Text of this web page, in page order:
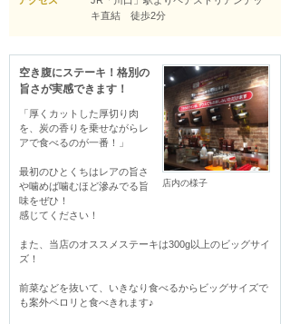
キ直結 徒歩2分
店内の様子
空き腹にステーキ！格別の
旨さが実感できます！
「厚くカットした厚切り肉
を、炭の香りを乗せながらレ
アで食べるのが一番！」
最初のひとくちはレアの旨さ
や噛めば噛むほど滲みでる旨
味をぜひ！
感じてください！
また、当店のオススメステーキは300g以上のビッグサイ
ズ！
前菜などを抜いて、いきなり食べるからビッグサイズで
も案外ペロリと食べきれます♪